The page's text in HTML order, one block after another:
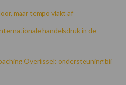
maar tempo vlakt af
handelsdruk in de
Overijssel: ondersteuning bij